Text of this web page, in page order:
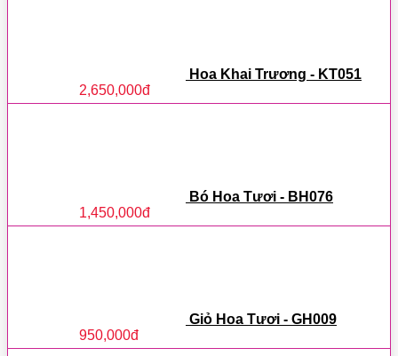
Hoa Khai Trương - KT051
2,650,000đ
Bó Hoa Tươi - BH076
1,450,000đ
Giỏ Hoa Tươi - GH009
950,000đ